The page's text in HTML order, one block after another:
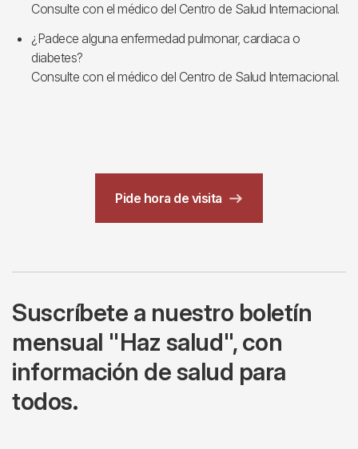
Consulte con el médico del Centro de Salud Internacional.
¿Padece alguna enfermedad pulmonar, cardiaca o
diabetes?
Consulte con el médico del Centro de Salud Internacional.
Pide hora de visita
Suscríbete a nuestro boletín
mensual "Haz salud", con
información de salud para
todos.